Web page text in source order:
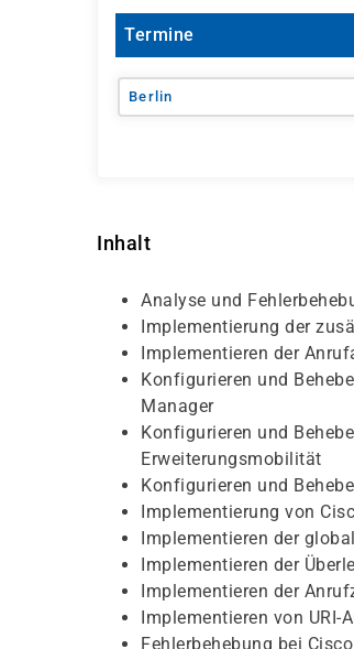
Termine
Berlin
Inhalt
Analyse und
Implementierung der
Implementieren der
Konfigurieren und
Manager
Konfigurieren und
Erweiterungsmobilität
Konfigurieren und
Implementierung von
Implementieren der
Implementieren der
Implementieren der
Implementieren von
Fehlerbehebung bei